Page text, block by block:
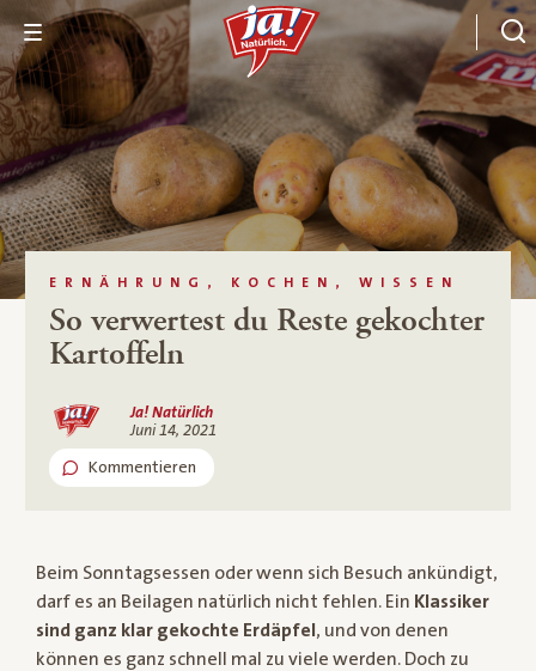
ERNÄHRUNG, KOCHEN, WISSEN
So verwertest du Reste gekochter
Kartoffeln
Ja! Natürlich
Juni 14, 2021
Kommentieren
Beim Sonntagsessen oder wenn sich Besuch ankündigt,
darf es an Beilagen natürlich nicht fehlen. Ein Klassiker
sind ganz klar gekochte Erdäpfel, und von denen
können es ganz schnell mal zu viele werden. Doch zu